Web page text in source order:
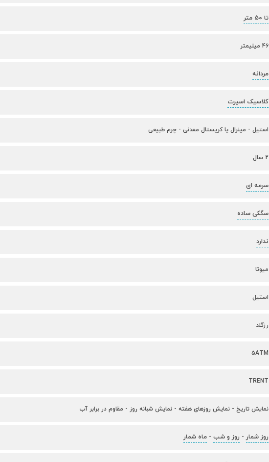
تا 50 متر
46 میلیمتر
مردانه
کلاسیک اسپرت
استیل - مینرال یا کریستال معدنی - چرم طبیعی
2 سال
سرمه ای
سگکی ساده
ندارد
میوتا
استیل
رزگلد
5ATM
TRENT
نمایش تاریخ - نمایش روزهای هفته - نمایش شبانه روز - مقاوم در برابر آب
روز شمار - روز و شب -ماه شمار